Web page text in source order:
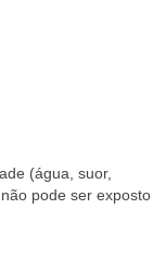
(água, suor,
pode ser exposto